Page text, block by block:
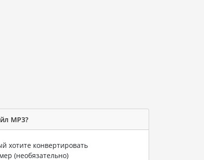
MP3?
хотите конвертировать
(необязательно)